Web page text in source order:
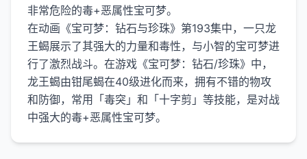
非常危险的毒+恶属性宝可梦。
在动画《宝可梦：钻石与珍珠》第193集中，一只龙
王蝎展示了其强大的力量和毒性，与小智的宝可梦进
行了激烈战斗。在游戏《宝可梦：钻石/珍珠》中，
龙王蝎由钳尾蝎在40级进化而来，拥有不错的物攻
和防御，常用「毒突」和「十字剪」等技能，是对战